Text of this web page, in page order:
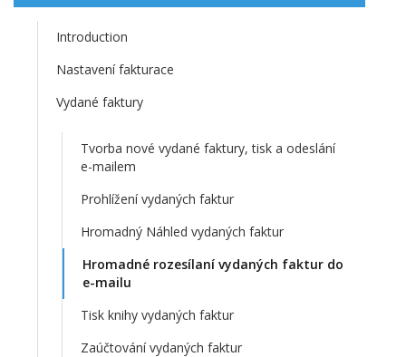
Introduction
Nastavení fakturace
Vydané faktury
Tvorba nové vydané faktury, tisk a odeslání
e-mailem
Prohlížení vydaných faktur
Hromadný Náhled vydaných faktur
Hromadné rozesílaní vydaných faktur do
e-mailu
Tisk knihy vydaných faktur
Zaúčtování vydaných faktur